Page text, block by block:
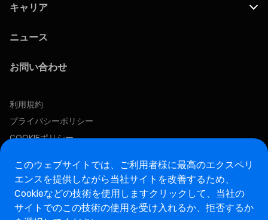
キャリア
ニュース
お問い合わせ
利用規約
プライバシーポリシー
COOKIEポリシー
この求人に応募する
アフターマーケットウェブサイト
このウェブサイトでは、ご利用者様に最高のエクスペリ
エンスを提供しながら当社サイトを改善するため、
Cookieなどの技術を使用しますクリックして、当社の
サイトでのこの技術の使用を受け入れるか、拒否するか